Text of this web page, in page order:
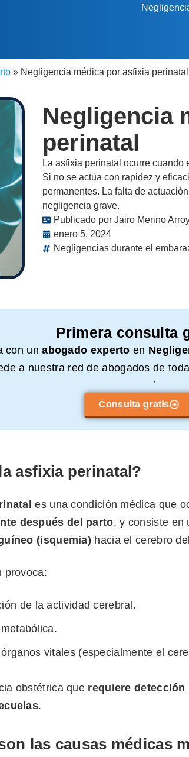
» Negligencia médica por asfixia perinatal
Negligencia
perinatal
La asfixia perinatal ocurre
Si no se actúa con rapidez y
permanentes. La falta de
negligencia grave.
Publicado por Jairo Merino
enero 5, 2024
Negligencias durante el
Primera consulta
con unabogado experto en
a nuestra red de abogados de
compromiso.
Consulta gratis
asfixia perinatal?
es una condición médica que
después del parto, y consiste en
(isquemia) hacia el cerebro
provoca:
de la actividad cerebral.
vitales (especialmente el
obstétrica que requiere
.
las causas médicas